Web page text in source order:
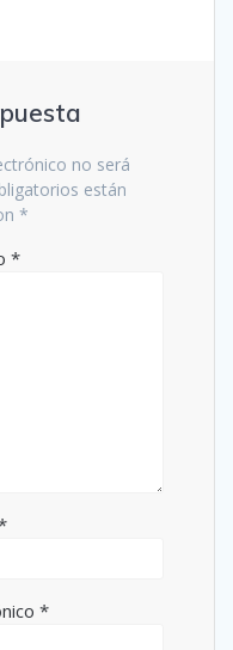
no será
están
*
*
*